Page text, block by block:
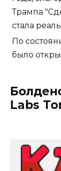
Трампа
стала
По
было
Labs